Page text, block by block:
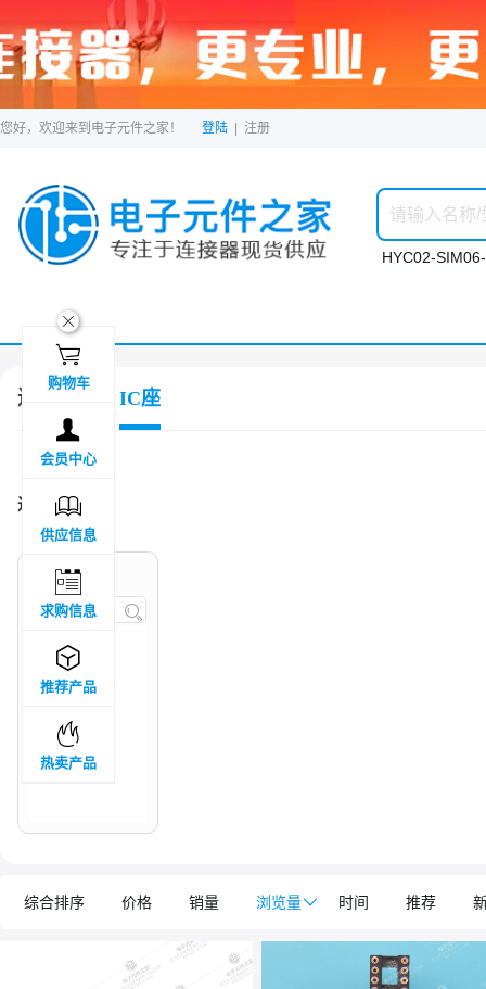
您好，欢迎来到电子元件之家！ 登陆 注册
HYC02-
连接器 IC座
过滤结果 :
品牌属地

综合排序 价格 销量 浏览量 时间 推荐
ဆ

购物车

会员中心

供应信息

求购信息

推荐产品

热卖产品